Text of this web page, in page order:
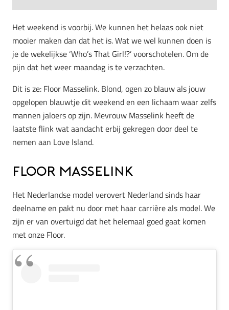
Het weekend is voorbij. We kunnen het helaas ook niet
mooier maken dan dat het is. Wat we wel kunnen doen is
je de wekelijkse ‘Who’s That Girl!?’ voorschotelen. Om de
pijn dat het weer maandag is te verzachten.
Dit is ze: Floor Masselink. Blond, ogen zo blauw als jouw
opgelopen blauwtje dit weekend en een lichaam waar zelfs
mannen jaloers op zijn. Mevrouw Masselink heeft de
laatste flink wat aandacht erbij gekregen door deel te
nemen aan Love Island.
Floor Masselink
Het Nederlandse model verovert Nederland sinds haar
deelname en pakt nu door met haar carrière als model. We
zijn er van overtuigd dat het helemaal goed gaat komen
met onze Floor.